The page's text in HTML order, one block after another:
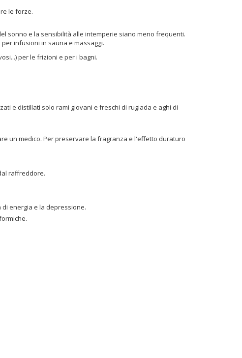
le forze.
sonno e la sensibilità alle intemperie siano meno frequenti.
infusioni in sauna e massaggi.
per le frizioni e per i bagni.
e distillati solo rami giovani e freschi di rugiada e aghi di
un medico. Per preservare la fragranza e l'effetto duraturo
raffreddore.
energia e la depressione.